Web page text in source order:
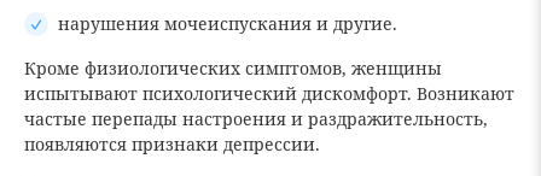
нарушения мочеиспускания и другие.
Кроме физиологических симптомов, женщины
испытывают психологический дискомфорт. Возникают
частые перепады настроения и раздражительность,
появляются признаки депрессии.